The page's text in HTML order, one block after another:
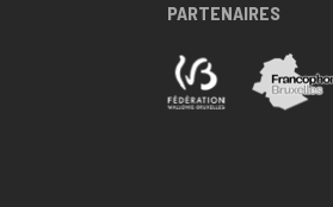
PARTENAIRES